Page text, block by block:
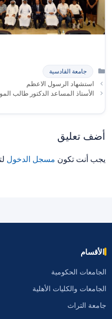
التصنيفات
جامعة القادسية
استشهاد الرسول الاعظم
الأستاذ المساعد الدكتور طالب
أضف تعليق
يجب أنت تكون مسجل الدخول
الأقسام
الجامعات الحكومية
الجامعات والكليات الأهلية
جامعة التراث